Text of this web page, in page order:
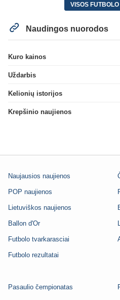
VISOS
Naudingos nuorodos
Kuro kainos
Uždarbis
Kelionių istorijos
Krepšinio naujienos
Naujausios naujienos
POP naujienos
Lietuviškos naujienos
Ballon d'Or
Futbolo tvarkarasciai
Futbolo rezultatai
Pasaulio čempionatas